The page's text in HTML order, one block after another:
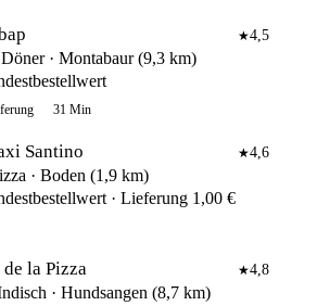
★4,5
· Montabaur (9,3 km)
31 Min
Santino ★4,6
· Boden (1,9 km)
· Lieferung 1,00 €
de la Pizza ★4,8
· Hundsangen (8,7 km)